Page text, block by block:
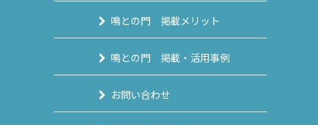
鳴との門 掲載メリット
鳴との門 掲載・活用事例
お問い合わせ